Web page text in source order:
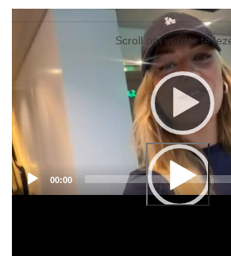
Videospeler
Videospeler
Scroll om verder te
Current
00:00